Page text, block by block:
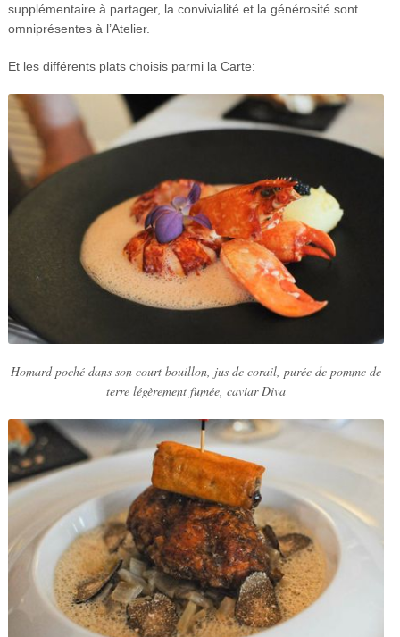
supplémentaire à partager, la convivialité et la générosité sont
omniprésentes à l’Atelier.
Et les différents plats choisis parmi la Carte:
Homard poché dans son court bouillon, jus de corail, purée de pomme de
terre légèrement fumée, caviar Diva